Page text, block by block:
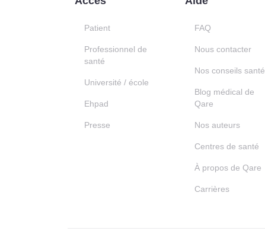
Patient
Professionnel de
santé
Université / école
Ehpad
Presse
FAQ
Nous contacter
Nos conseils santé
Blog médical de
Qare
Nos auteurs
Centres de santé
À propos de Qare
Carrières